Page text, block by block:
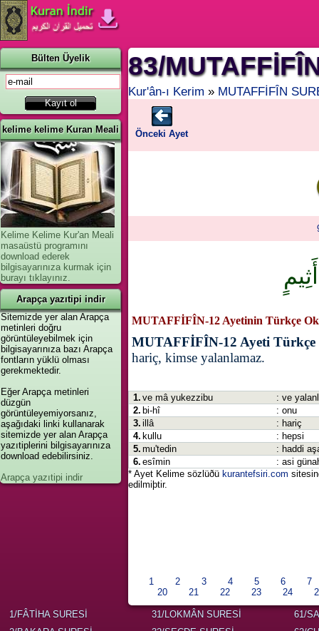
83/
Kur'ân-ı Kerim » MUTAFFİFÎN
Önceki Ayet
MUTAFFİFÎN-12 Ayetinin Türkçe
MUTAFFİFÎN-12 Ayeti Türkçe
hariç, kimse yalanlamaz.
1. ve mâ yukezzibu
: ve
2. bi-hî
: onu
3. illâ
: hariç
4. kullu
: hepsi
5. mu'tedin
: haddi
6. esîmin
: asi
* Ayet Kelime sözlüðü kurantefsiri.com
edilmiþtir.
1 2 3 4 5 6
7
20
21 22 23 24
Bülten Üyelik
kelime kelime Kuran Meali
Kelime Kelime Kur'an Meali
masaüstü programını
download ederek
bilgisayarınıza kurmak için
burayı tıklayınız.
Arapça yazıtipi indir
Sitemizde yer alan Arapça
metinleri doğru
görüntüleyebilmek için
bilgisayarınıza bazı Arapça
fontların yüklü olması
gerekmektedir.
Eğer Arapça metinleri
düzgün
görüntüleyemiyorsanız,
aşağıdaki linki kullanarak
sitemizde yer alan Arapça
yazıtiplerini bilgisayarınıza
download edebilirsiniz.
Arapça yazıtipi indir
1/FÂTİHA SURESİ
31/LOKMÂN SURESİ
61/